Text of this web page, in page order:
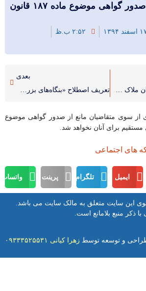
مدارک لازم برای صدور گواهی موضوع ماده ۱۸۷ قانون
۱۳۹۴
۲:۵۲ ب.ظ
دستگاه‌های کارت‌خوان ملاک سازمان امور مالیاتی نیست / پایان فرار مالیاتی ٣ میلیون نفر
بعدی
تعریف اصطلاح «بنگاه‌های بزرگ» به شبکه بانکی ابلاغ شد
از سوی متقاضیان مانع از صدور گواهی موضوع
های اجتماعی
ایمیل تلگرام پرینت واتساپ
این سایت متعلق به مالک سایت می باشد.
ذکر منبع بلامانع است.
و توسعه توسط زهرا کیانی ۰۹۳۳۳۵۲۵۵۳۱